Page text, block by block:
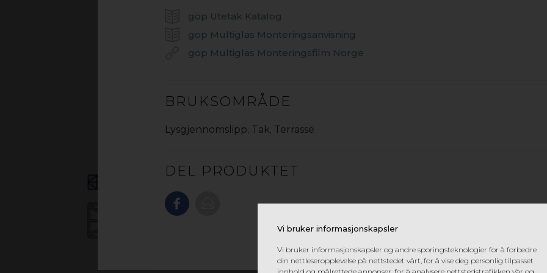
Vi bruker informasjonskapsler
Vi bruker informasjonskapsler og andre sporingsteknologier for å forbedre
din nettleseropplevelse på nettstedet vårt, for å vise deg personlig tilpasset
innhold og målrettede annonser, for å analysere nettstedstrafikken vår og
gop Utetak Katalog
gop Multiglas Monteringsanvisning
gop Multiglas Monteringsfilm Norge
BRUKSOMRÅDE
Lysgjennomslipp, Tak, Terrasse
DEL PRODUKTET